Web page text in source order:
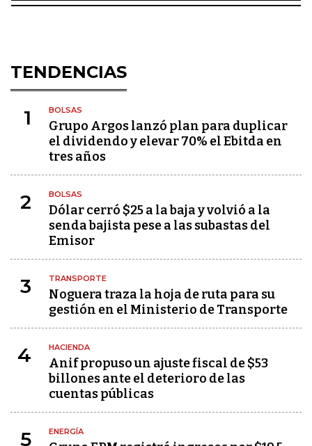
TENDENCIAS
1 BOLSAS
Grupo Argos lanzó plan para duplicar
el dividendo y elevar 70% el Ebitda en
tres años
2 BOLSAS
Dólar cerró $25 a la baja y volvió a la
senda bajista pese a las subastas del
Emisor
3 TRANSPORTE
Noguera traza la hoja de ruta para su
gestión en el Ministerio de Transporte
4 HACIENDA
Anif propuso un ajuste fiscal de $53
billones ante el deterioro de las
cuentas públicas
5 ENERGÍA